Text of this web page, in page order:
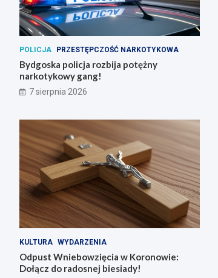
POLICJA PRZESTĘPCZOŚĆ NARKOTYKOWA
Bydgoska policja rozbija potężny
narkotykowy gang!
7 sierpnia 2026
KULTURA WYDARZENIA
Odpust Wniebowzięcia w Koronowie:
Dołącz do radosnej biesiady!